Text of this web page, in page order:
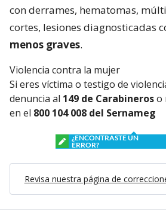
con derrames, hematomas,
cortes, lesiones diagnosticadas
menos graves.
Violencia contra la mujer
Si eres víctima o testigo de
denuncia al 149 de Carabineroso
en el 800 104 008 del Sernameg
¿ENCONTRASTE UN
ERROR?
Revisa nuestra página de